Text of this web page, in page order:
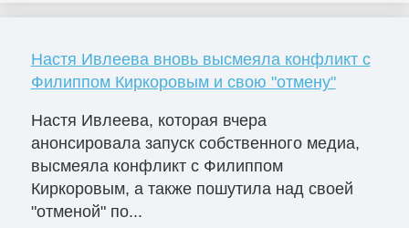
Настя Ивлеева вновь высмеяла конфликт с
Филиппом Киркоровым и свою "отмену"
Настя Ивлеева, которая вчера
анонсировала запуск собственного медиа,
высмеяла конфликт с Филиппом
Киркоровым, а также пошутила над своей
"отменой" по...